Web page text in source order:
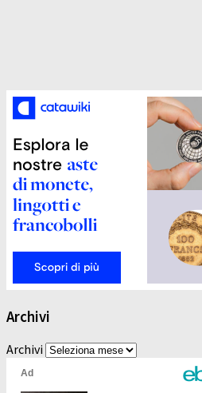
Archivi
Archivi